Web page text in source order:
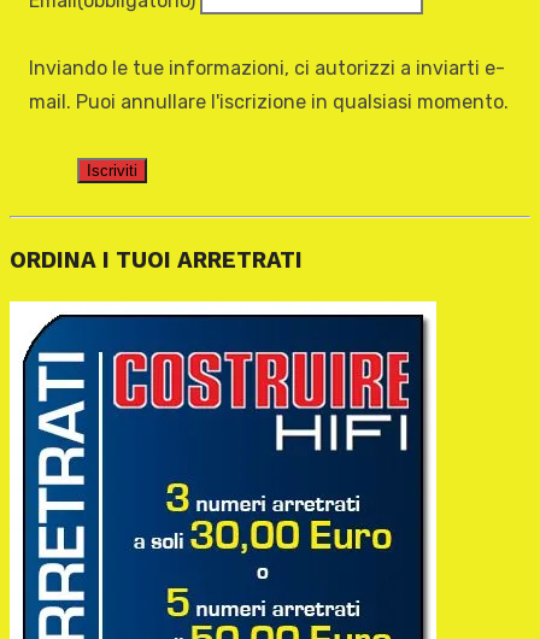
Inviando le tue informazioni, ci autorizzi a inviarti e-
mail. Puoi annullare l'iscrizione in qualsiasi momento.
Iscriviti
ORDINA I TUOI ARRETRATI